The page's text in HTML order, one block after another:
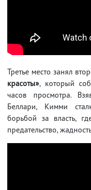
Третье место занял
красоты», который
часов просмотра.
Беллари, Кимми
борьбой за власть,
предательство,